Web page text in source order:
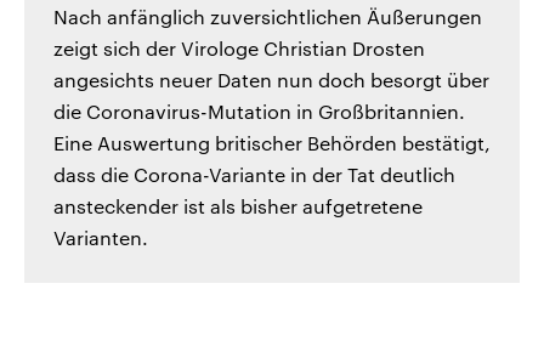
Nach anfänglich zuversichtlichen Äußerungen
zeigt sich der Virologe Christian Drosten
angesichts neuer Daten nun doch besorgt über
die Coronavirus-Mutation in Großbritannien.
Eine Auswertung britischer Behörden bestätigt,
dass die Corona-Variante in der Tat deutlich
ansteckender ist als bisher aufgetretene
Varianten.